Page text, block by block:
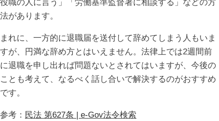
役職の人に言う」「労働基準監督署に相談する」などの方
法があります。
まれに、一方的に退職届を送付して辞めてしまう人もいま
すが、円満な辞め方とはいえません。法律上では2週間前
に退職を申し出れば問題ないとされてはいますが、今後の
ことも考えて、なるべく話し合いで解決するのがおすすめ
です。
参考： 民法 第627条 | e-Gov法令検索